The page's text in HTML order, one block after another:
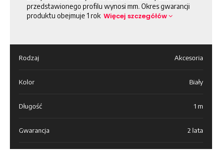
przedstawionego profilu wynosi mm. Okres gwarancji
produktu obejmuje 1 rok Więcej szczegółów
Rodzaj Akcesoria
Kolor Biały
Długość 1 m
Gwarancja 2 lata